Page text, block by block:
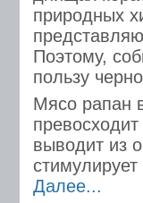
природных
Поэтому,
пользу
Мясо рапан
выводит из
Далее...